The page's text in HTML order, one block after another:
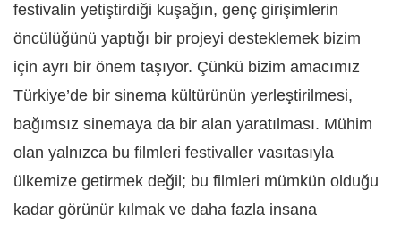
festivalin yetiştirdiği kuşağın, genç girişimlerin
öncülüğünü yaptığı bir projeyi desteklemek bizim
için ayrı bir önem taşıyor. Çünkü bizim amacımız
Türkiye’de bir sinema kültürünün yerleştirilmesi,
bağımsız sinemaya da bir alan yaratılması. Mühim
olan yalnızca bu filmleri festivaller vasıtasıyla
ülkemize getirmek değil; bu filmleri mümkün olduğu
kadar görünür kılmak ve daha fazla insana